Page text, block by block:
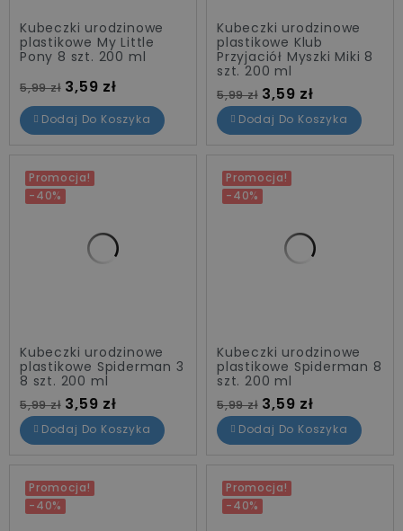
Kubeczki urodzinowe
plastikowe My Little
Pony 8 szt. 200 ml
Cena standardowa
5,99 zł Cena
3,59 zł
Dodaj Do Koszyka
Kubeczki urodzinowe
plastikowe Klub
Przyjaciół Myszki Miki 8
szt. 200 ml
Cena standardowa
5,99 zł Cena
3,59 zł
Dodaj Do Koszyka
Promocja!
-40%
Kubeczki urodzinowe
plastikowe Spiderman 3
8 szt. 200 ml
Cena standardowa
5,99 zł Cena
3,59 zł
Dodaj Do Koszyka
Promocja!
-40%
Kubeczki urodzinowe
plastikowe Spiderman 8
szt. 200 ml
Cena standardowa
5,99 zł Cena
3,59 zł
Dodaj Do Koszyka
Promocja!
-40%
Promocja!
-40%